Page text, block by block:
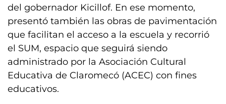
del gobernador Kicillof. En ese momento,
presentó también las obras de pavimentación
que facilitan el acceso a la escuela y recorrió
el SUM, espacio que seguirá siendo
administrado por la Asociación Cultural
Educativa de Claromecó (ACEC) con fines
educativos.